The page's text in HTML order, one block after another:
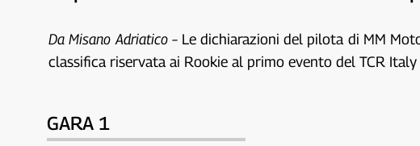
Da Misano Adriatico – Le dichiarazioni del pilota di MM
classifica riservata ai Rookie al primo evento del TCR
GARA 1